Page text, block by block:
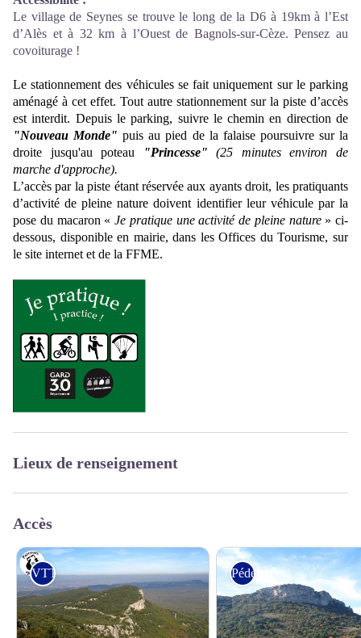
Le village de Seynes se trouve le long de la D6 à 19km à l’Est
d’Alès et à 32 km à l’Ouest de Bagnols-sur-Cèze. Pensez au
covoiturage !
Le stationnement des véhicules se fait uniquement sur le parking
aménagé à cet effet. Tout autre stationnement sur la piste d’accès
est interdit. Depuis le parking, suivre le chemin en direction de
"Nouveau Monde" puis au pied de la falaise poursuivre sur la
droite jusqu'au poteau
"Princesse" (25 minutes environ de
marche d'approche).
L’accès par la piste étant réservée aux ayants droit, les pratiquants
d’activité de pleine nature doivent identifier leur véhicule par la
pose du macaron « Je pratique une activité de pleine nature» ci-
dessous, disponible en mairie, dans les Offices du Tourisme, sur
le site internet et de la FFME.
Lieux de renseignement
Accès
VTT Pédestre